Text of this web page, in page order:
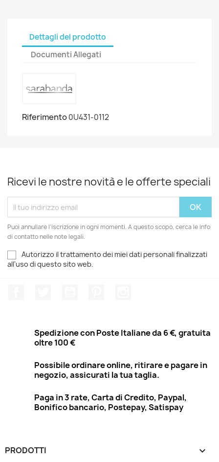
Dettagli del prodotto
Documenti Allegati
Riferimento0U431-0112
Ricevi le nostre novità e le offerte speciali
Puoi annullare l'iscrizione in ogni momenti. A questo scopo, cerca le info
di contatto nelle note legali.
Autorizzo il trattamento dei miei dati personali finalizzati
all'uso di questo sito web.
Spedizione con Poste Italiane da 6 €, gratuita
oltre 100 €
Possibile ordinare online, ritirare e pagare in
negozio, assicurati la tua taglia.
Paga in 3 rate, Carta di Credito, Paypal,
Bonifico bancario, Postepay, Satispay
PRODOTTI 